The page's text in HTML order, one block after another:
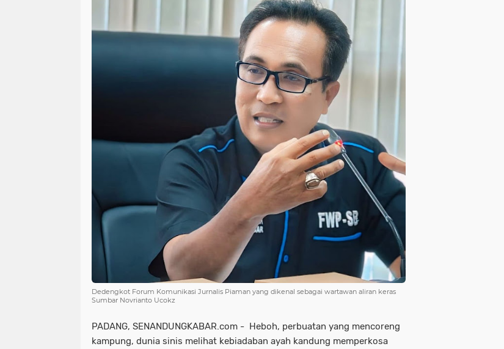
Dedengkot Forum Komunikasi Jurnalis Piaman yang dikenal sebagai wartawan aliran keras
Sumbar Novrianto Ucokz
PADANG, SENANDUNGKABAR.com - Heboh, perbuatan yang mencoreng
kampung, dunia sinis melihat kebiadaban ayah kandung memperkosa